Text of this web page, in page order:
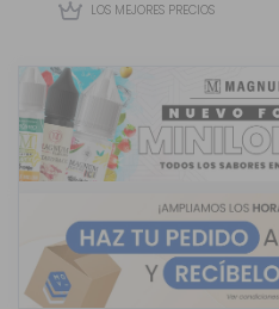
LOS MEJORES PRECIOS